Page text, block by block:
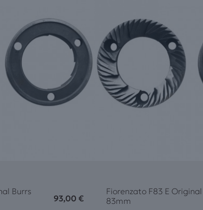
Burrs
93,00 €
Fiorenzato F83 E
83mm